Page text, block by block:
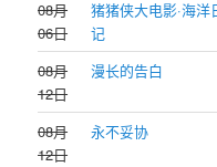
08月
06日
猪猪侠大电影·海洋
记
08月
12日
漫长的告白
08月
12日
永不妥协